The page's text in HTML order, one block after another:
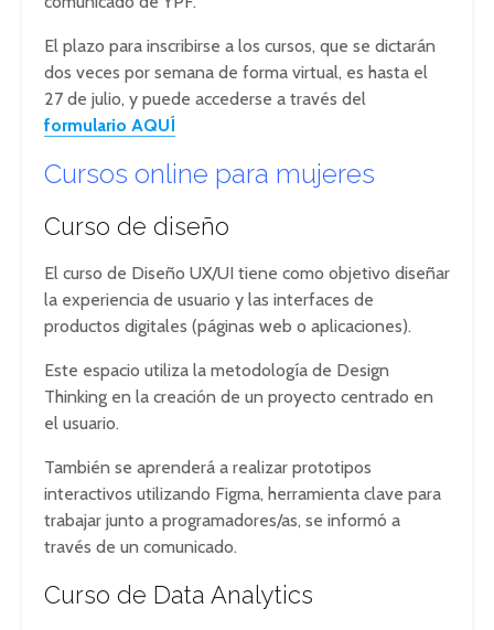
El plazo para inscribirse a los cursos, que se dictarán
dos veces por semana de forma virtual, es hasta el
27 de julio, y puede accederse a través del
formulario AQUÍ
Cursos online para mujeres
Curso de diseño
El curso de Diseño UX/UI tiene como objetivo diseñar
la experiencia de usuario y las interfaces de
productos digitales (páginas web o aplicaciones).
Este espacio utiliza la metodología de Design
Thinking en la creación de un proyecto centrado en
el usuario.
También se aprenderá a realizar prototipos
interactivos utilizando Figma, herramienta clave para
trabajar junto a programadores/as, se informó a
través de un comunicado.
Curso de Data Analytics